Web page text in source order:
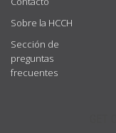
Sobre la HCCH
Sección de
preguntas
frecuentes